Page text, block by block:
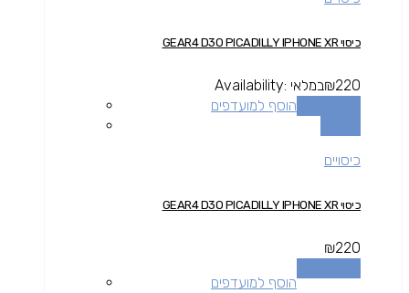
כיסוי GEAR4 D3O PICADILLY IPHONE XR
₪220
Availability: במלאי
הוסף למועדפים
כיסויים
כיסוי GEAR4 D3O PICADILLY IPHONE XR
₪220
הוסף למועדפים